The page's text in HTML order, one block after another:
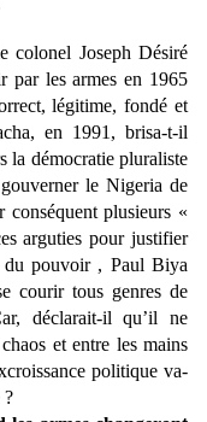
colonel Joseph Désiré
par les armes en 1965
légitime, fondé et
en 1991, brisa-t-il
la démocratie pluraliste
le Nigeria de
conséquent plusieurs «
arguties pour justifier
pouvoir , Paul Biya
courir tous genres de
déclarait-il qu’il ne
et entre les mains
politique va-
?